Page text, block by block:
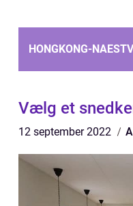
HONGKONG-
Vælg et
12 september 2022